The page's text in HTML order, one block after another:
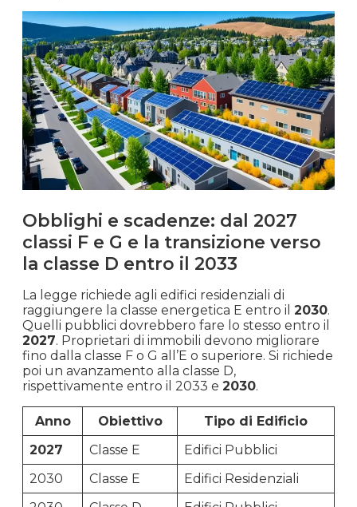
Obblighi e scadenze: dal 2027
classi F e G e la transizione verso
la classe D entro il 2033
La legge richiede agli edifici residenziali di
raggiungere la classe energetica E entro il 2030.
Quelli pubblici dovrebbero fare lo stesso entro il
2027. Proprietari di immobili devono migliorare
fino dalla classe F o G all’E o superiore. Si richiede
poi un avanzamento alla classe D,
rispettivamente entro il 2033 e 2030.
Anno Obiettivo
Tipo di Edificio
2027
Classe E
Edifici Pubblici
2030
Classe E
Edifici Residenziali